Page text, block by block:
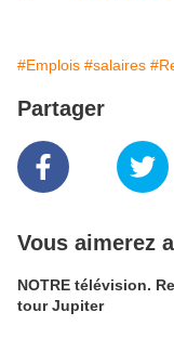
#Emplois #salaires
Partager
Vous aimerez
NOTRE télévision.
tour Jupiter